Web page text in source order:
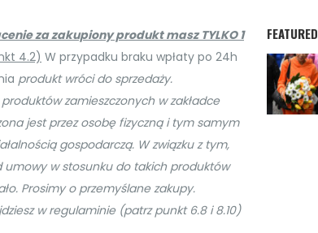
za zakupiony produkt masz TYLKO 1
4.2) W przypadku braku wpłaty po 24h
produkt wróci do sprzedaży.
zamieszczonych w zakładce
jest przez osobę fizyczną i tym samym
gospodarczą. W związku z tym,
w stosunku do takich produktów
Prosimy o przemyślane zakupy.
w regulaminie (patrz punkt 6.8 i 8.10)
FEATURED